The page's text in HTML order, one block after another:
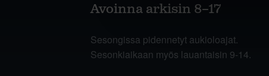
Avoinna arkisin 8–17
Sesongissa pidennetyt aukioloajat.
Sesonkiaikaan myös lauantaisin 9-14.